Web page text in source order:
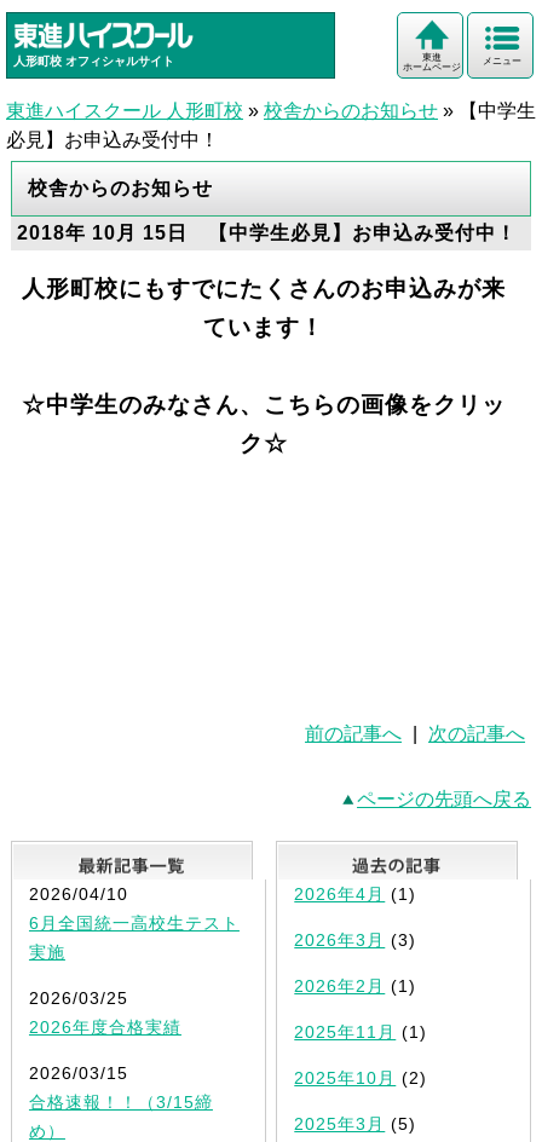
人形町校 オフィシャルサイト メニュー
東進
ホームページ
東進ハイスクール 人形町校 » 校舎からのお知らせ »
【中学生
必見】お申込み受付中！
校舎からのお知らせ
2018年 10月 15日 【中学生必見】お申込み受付中！
人形町校にもすでにたくさんのお申込みが来
ています！
☆中学生のみなさん、こちらの画像をクリッ
ク☆
前の記事へ 次の記事へ
ページの先頭へ戻る
最新記事一覧
2026/04/10
6月全国統一高校生テスト
実施
2026/03/25
2026年度合格実績
2026/03/15
合格速報！！（3/15締
め）
2026年4月 (1)
2026年3月 (3)
2026年2月 (1)
2025年11月 (1)
2025年10月 (2)
2025年3月 (5)